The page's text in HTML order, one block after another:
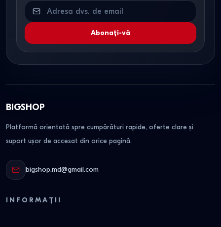
Abonați-vă
BIGSHOP
Platformă orientată spre cumpărături rapide, oferte clare și
suport ușor de accesat din orice pagină.
bigshop.md@gmail.com
INFORMAȚII